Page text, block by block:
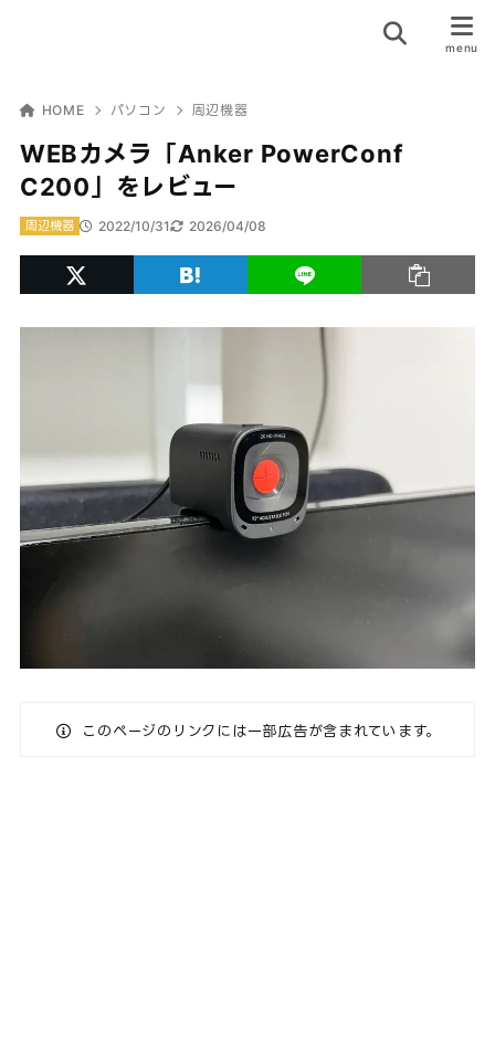
HOME パソコン 周辺機器
WEBカメラ「Anker PowerConf
C200」をレビュー
2022/10/31 2026/04/08
周辺機器
このページのリンクには一部広告が含まれています。